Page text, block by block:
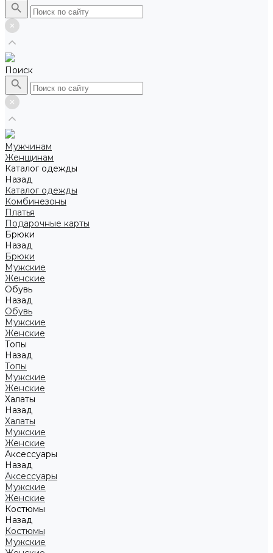
Поиск
Мужчинам
Женщинам
Каталог одежды
Назад
Каталог одежды
Комбинезоны
Платья
Подарочные карты
Брюки
Назад
Брюки
Мужские
Женские
Обувь
Назад
Обувь
Мужские
Женские
Топы
Назад
Топы
Мужские
Женские
Халаты
Назад
Халаты
Мужские
Женские
Аксессуары
Назад
Аксессуары
Мужские
Женские
Костюмы
Назад
Костюмы
Мужские